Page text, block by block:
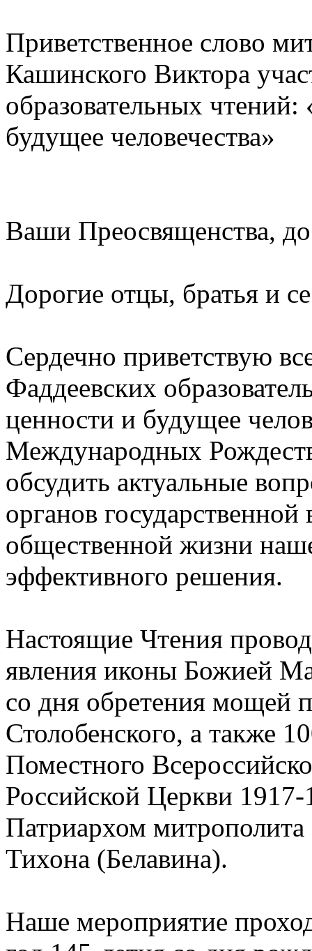
Приветственное слово
Кашинского Виктора
образовательных
будущее человечества»
Ваши Преосвященства,
Дорогие отцы, братья и
Сердечно приветствую
Фаддеевских
ценности и будущее
Международных
обсудить актуальные
органов
общественной жизни
эффективного решения.
Настоящие Чтения
явления иконы Божией
со дня обретения мощей
Столобенского, а также
Поместного
Российской Церкви 1917-
Патриархом
Тихона (Белавина).
Наше мероприятие